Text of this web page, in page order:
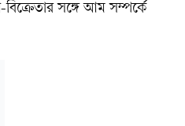
বিক্রেতার সঙ্গে আম সম্পর্কে